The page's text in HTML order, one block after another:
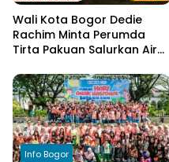
Wali Kota Bogor Dedie
Rachim Minta Perumda
Tirta Pakuan Salurkan Air
Terdampak Kekeringan
Info Bogor